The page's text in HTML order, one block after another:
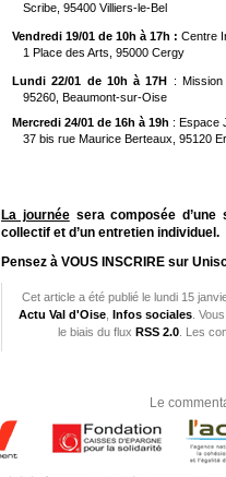
Scribe, 95400 Villiers-le-Bel
Vendredi 19/01 de 10h à 17h : Centre
1 Place des Arts, 95000 Cergy
Lundi 22/01 de 10h à 17H :
95260, Beaumont-sur-Oise
Mercredi 24/01 de 16h à 19h : Espace
37 bis rue Maurice Berteaux, 95120
La journéesera composée d’une
collectif et d’un entretien individuel.
Pensez à VOUS INSCRIRE sur
Cet article a été publié le lundi 15
Actu Val d'Oise Infos sociales .
le biais du flux RSS 2.0 . Les
Le